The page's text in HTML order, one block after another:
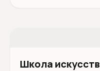
Школа искусств